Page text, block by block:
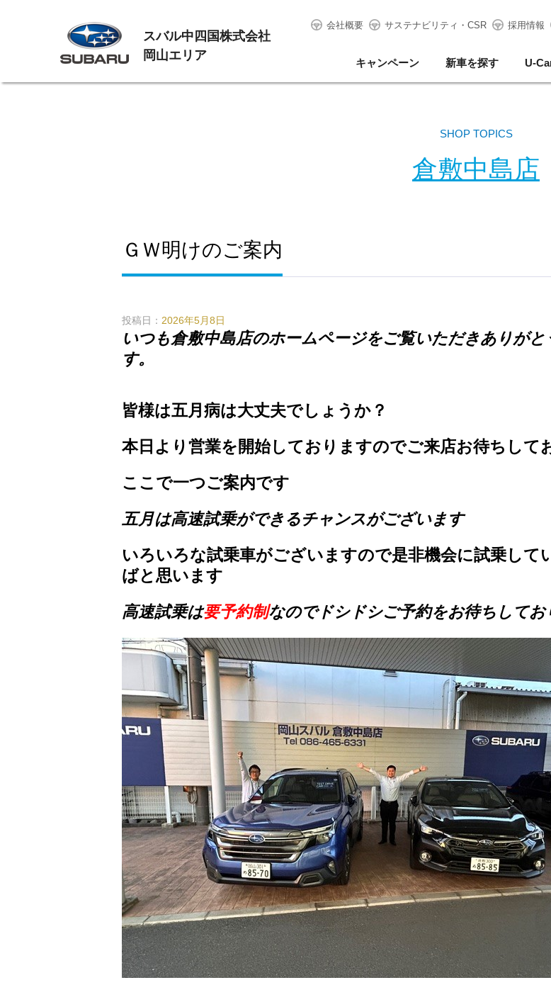
スバル中四国株式会社
岡山エリア
会社概要 サステナビリティ・CSR 採用情報
キャンペーン 新車を探す U-
SHOP TOPICS
倉敷中島店
ＧＷ明けのご案内
投稿日： 2026年5月8日
いつも倉敷中島店のホームページをご覧いただきありがと
す。
皆様は五月病は大丈夫でしょうか？
本日より営業を開始しておりますのでご来店お待ちして
ここで一つご案内です
五月は高速試乗ができるチャンスがございます
いろいろな試乗車がございますので是非機会に試乗して
ばと思います
高速試乗は要予約制なのでドシドシご予約をお待ちしてお